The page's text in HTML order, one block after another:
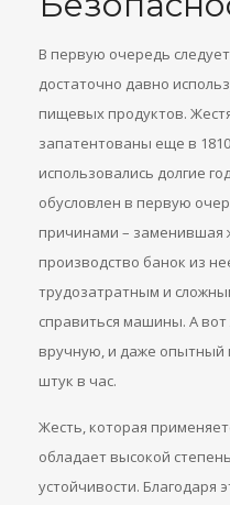
В первую очередь
достаточно давно
пищевых продуктов.
запатентованы еще в
использовались долгие
обусловлен в первую
причинами – заменившая
производство банок из
трудозатратным и
справиться машины. А
вручную, и даже опытный
штук в час.
Жесть, которая
обладает высокой
устойчивости. Благодаря